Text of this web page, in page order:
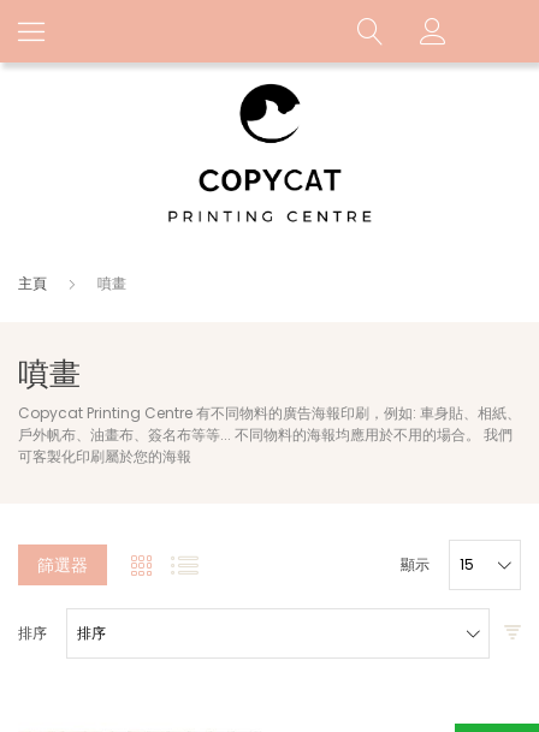
主頁 噴畫
噴畫
Copycat Printing Centre 有不同物料的廣告海報印刷，例如: 車身貼、相紙、
戶外帆布、油畫布、簽名布等等... 不同物料的海報均應用於不用的場合。 我們
可客製化印刷屬於您的海報
篩選器
排序
顯示